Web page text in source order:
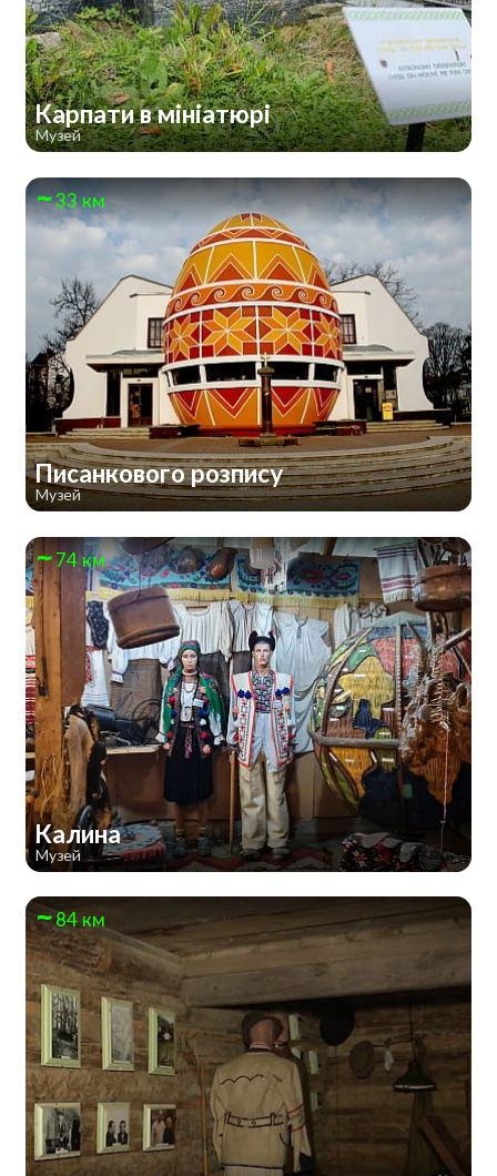
Карпати в мініатюрі
Музей
33 км
Писанкового розпису
Музей
74 км
Калина
Музей
84 км